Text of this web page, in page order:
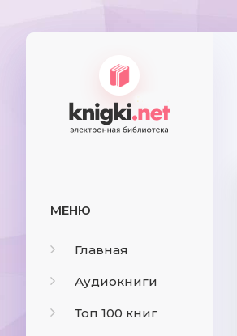
МЕНЮ
Главная
Аудиокниги
Топ 100 книг